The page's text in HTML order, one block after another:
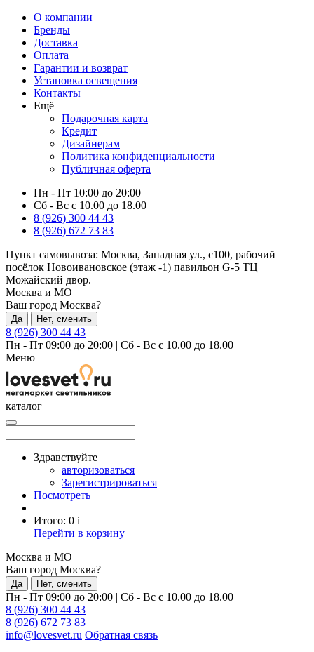
О компании
Бренды
Доставка
Оплата
Гарантии и возврат
Установка освещения
Контакты
Ещё
Подарочная карта
Кредит
Дизайнерам
Политика конфиденциальности
Публичная оферта
Пн - Пт 10:00 до 20:00
Сб - Вс с 10.00 до 18.00
8 (926) 300 44 43
8 (926) 672 73 83
Пункт самовывоза: Москва, Западная ул., с100, рабочий
посёлок Новоивановское (этаж -1) павильон G-5 ТЦ
Можайский двор.
Москва и МО
Ваш город Москва?
Да Нет, сменить
8 (926) 300 44 43
Пн - Пт 09:00 до 20:00 | Сб - Вс с 10.00 до 18.00
Меню
каталог
Здравствуйте
авторизоваться
Зарегистрироваться
Посмотреть
Итого: 0 i
Перейти в корзину
Москва и МО
Ваш город Москва?
Да Нет, сменить
Пн - Пт 09:00 до 20:00 | Сб - Вс с 10.00 до 18.00
8 (926) 300 44 43
8 (926) 672 73 83
info@lovesvet.ru Обратная связь